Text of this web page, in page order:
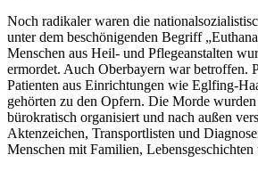
Noch radikaler waren die
unter dem beschönigenden Begriff
Menschen aus Heil- und Pflegeanstalten
ermordet. Auch Oberbayern war betroffen.
Patienten aus Einrichtungen wie Eglfing-
gehörten zu den Opfern. Die Morde wurden
bürokratisch organisiert und nach außen
Aktenzeichen, Transportlisten und
Menschen mit Familien,